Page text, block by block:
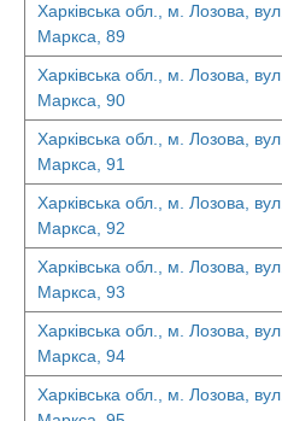
Харківська обл., м. Лозова, вул.
Маркса, 89
Харківська обл., м. Лозова, вул.
Маркса, 90
Харківська обл., м. Лозова, вул.
Маркса, 91
Харківська обл., м. Лозова, вул.
Маркса, 92
Харківська обл., м. Лозова, вул.
Маркса, 93
Харківська обл., м. Лозова, вул.
Маркса, 94
Харківська обл., м. Лозова, вул.